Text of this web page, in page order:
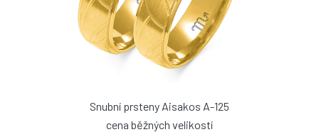
Snubní prsteny Aisakos A-125
cena běžných velikostí